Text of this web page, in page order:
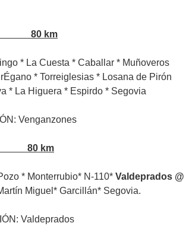
80 km
* La Cuesta * Caballar * Muñoveros
* Torreiglesias * Losana de Pirón
* Espirdo * Segovia
Venganzones
80 km
* Monterrubio* N-110* Valdeprados @
Miguel* Garcillán* Segovia.
Valdeprados